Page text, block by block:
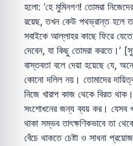
হলো: ‘হে মুমিনগণ! তোমরা
রয়েছ, তখন কেউ পথভ্রান্ত হলে
সবাইকে আল্লাহর কাছে ফিরে
দেবেন, যা কিছু তোমরা করতে।’
বাস্তবতা বলে দেয়া হয়েছে যে,
কোনো দলিল নয়। তোমাদের
নিজে খারাপ কাজ থেকে বিরত
সংশোধনের জন্য ব্যয় কর। যেসব
থাকা সম্ভব তাৎক্ষণিকভাবে তা
বেঁচে থাকতে চেষ্টা ও সাধনা